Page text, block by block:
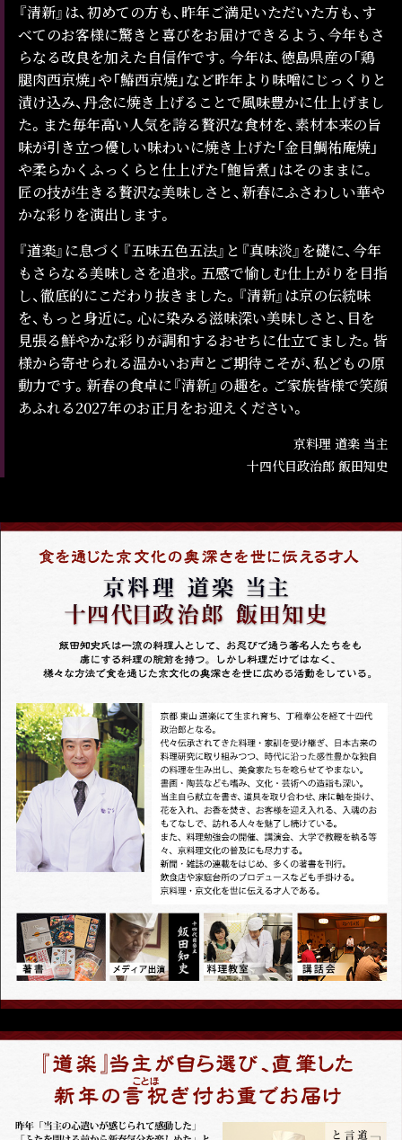
『清新』は、初めての方も、昨年ご満足いただいた方も、す
べてのお客様に驚きと喜びをお届けできるよう、今年もさ
らなる改良を加えた自信作です。今年は、徳島県産の「鶏
腿肉西京焼」や「鰆西京焼」など昨年より味噌にじっくりと
漬け込み、丹念に焼き上げることで風味豊かに仕上げまし
た。また毎年高い人気を誇る贅沢な食材を、素材本来の旨
味が引き立つ優しい味わいに焼き上げた「金目鯛祐庵焼」
や柔らかくふっくらと仕上げた「鮑旨煮」はそのままに。
匠の技が生きる贅沢な美味しさと、新春にふさわしい華や
かな彩りを演出します。
『道楽』に息づく『五味五色五法』と『真味淡』を礎に、今年
もさらなる美味しさを追求。五感で愉しむ仕上がりを目指
し、徹底的にこだわり抜きました。『清新』は京の伝統味
を、もっと身近に。心に染みる滋味深い美味しさと、目を
見張る鮮やかな彩りが調和するおせちに仕立てました。皆
様から寄せられる温かいお声とご期待こそが、私どもの原
動力です。新春の食卓に『清新』の趣を。ご家族皆様で笑顔
あふれる2027年のお正月をお迎えください。
京料理 道楽 当主
十四代目政治郎 飯田知史